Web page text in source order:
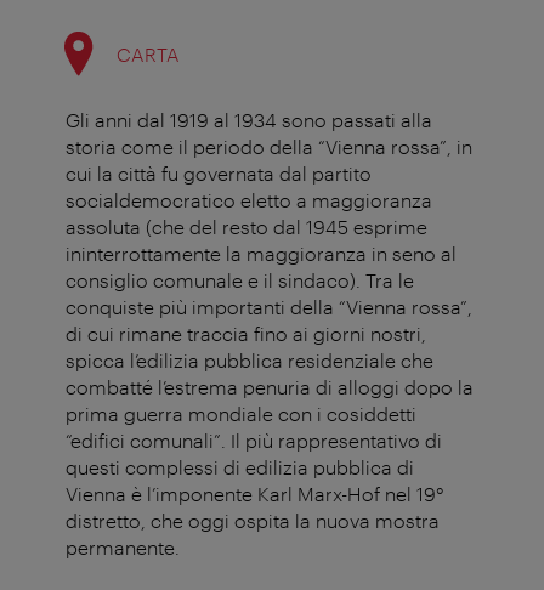
CARTA
Gli anni dal 1919 al 1934 sono passati alla
storia come il periodo della “Vienna rossa”, in
cui la città fu governata dal partito
socialdemocratico eletto a maggioranza
assoluta (che del resto dal 1945 esprime
ininterrottamente la maggioranza in seno al
consiglio comunale e il sindaco). Tra le
conquiste più importanti della “Vienna rossa”,
di cui rimane traccia fino ai giorni nostri,
spicca l’edilizia pubblica residenziale che
combatté l’estrema penuria di alloggi dopo la
prima guerra mondiale con i cosiddetti
“edifici comunali”. Il più rappresentativo di
questi complessi di edilizia pubblica di
Vienna è l’imponente Karl Marx-Hof nel 19°
distretto, che oggi ospita la nuova mostra
permanente.